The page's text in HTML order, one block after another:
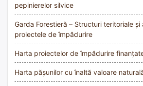
pepinierelor silvice
Garda Forestieră – Structuri teritoriale
proiectele de împădurire
Harta proiectelor de împădurire
Harta pășunilor cu înaltă valoare